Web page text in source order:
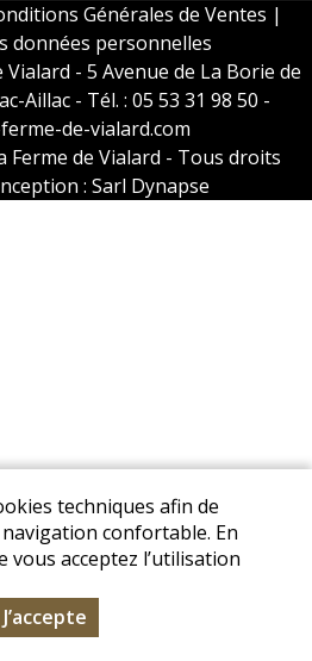
Générales de Ventes |
données personnelles
- 5 Avenue de La Borie de
Aillac - Tél. : 05 53 31 98 50 -
de-vialard.com
Ferme de Vialard - Tous droits
: Sarl Dynapse
techniques afin de
confortable. En
vous acceptez l’utilisation
J’accepte